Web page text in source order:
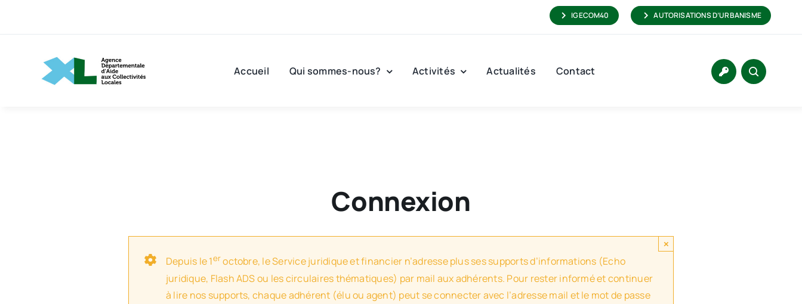
IGECOM40 AUTORISATIONS D’URBANISME
Accueil Qui sommes-nous? Activités Actualités Contact
Connexion
Depuis le 1eroctobre, le Service juridique et financier n’adresse plus ses supports d’informations (Echo
juridique, Flash ADS ou les circulaires thématiques) par mail aux adhérents. Pour rester informé et continuer
à lire nos supports, chaque adhérent (élu ou agent) peut se connecter avec l’adresse mail et le mot de passe
×